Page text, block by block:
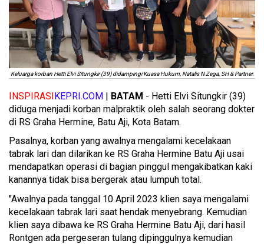
Keluarga korban Hetti Elvi Situngkir (39) didampingi Kuasa Hukum, Natalis N Zega, SH & Partner.
INSPIRASIKEPRI.COM | BATAM - Hetti Elvi Situngkir (39)
diduga menjadi korban malpraktik oleh salah seorang dokter
di RS Graha Hermine, Batu Aji, Kota Batam.
Pasalnya, korban yang awalnya mengalami kecelakaan
tabrak lari dan dilarikan ke RS Graha Hermine Batu Aji usai
mendapatkan operasi di bagian pinggul mengakibatkan kaki
kanannya tidak bisa bergerak atau lumpuh total.
"Awalnya pada tanggal 10 April 2023 klien saya mengalami
kecelakaan tabrak lari saat hendak menyebrang. Kemudian
klien saya dibawa ke RS Graha Hermine Batu Aji, dari hasil
Rontgen ada pergeseran tulang dipinggulnya kemudian